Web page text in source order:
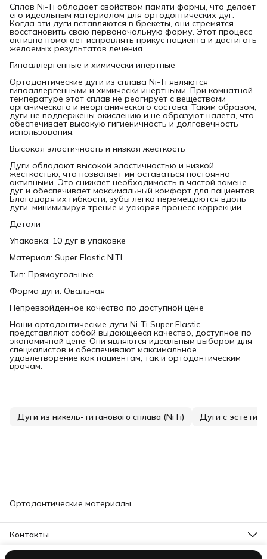
Сплав Ni-Ti обладает свойством памяти формы, что делает
его идеальным материалом для ортодонтических дуг.
Когда эти дуги вставляются в брекеты, они стремятся
восстановить свою первоначальную форму. Этот процесс
активно помогает исправлять прикус пациента и достигать
желаемых результатов лечения.
Гипоаллергенные и химически инертные
Ортодонтические дуги из сплава Ni-Ti являются
гипоаллергенными и химически инертными. При комнатной
температуре этот сплав не реагирует с веществами
органического и неорганического состава. Таким образом,
дуги не подвержены окислению и не образуют налета, что
обеспечивает высокую гигиеничность и долговечность
использования.
Высокая эластичность и низкая жесткость
Дуги обладают высокой эластичностью и низкой
жесткостью, что позволяет им оставаться постоянно
активными. Это снижает необходимость в частой замене
дуг и обеспечивает максимальный комфорт для пациентов.
Благодаря их гибкости, зубы легко перемещаются вдоль
дуги, минимизируя трение и ускоряя процесс коррекции.
Детали
Упаковка: 10 дуг в упаковке
Материал: Super Elastic NITI
Тип: Прямоугольные
Форма дуги: Овальная
Непревзойденное качество по доступной цене
Наши ортодонтические дуги Ni-Ti Super Elastic
представляют собой выдающееся качество, доступное по
экономичной цене. Они являются идеальным выбором для
специалистов и обеспечивают максимальное
удовлетворение как пациентам, так и ортодонтическим
врачам.
Дуги из никель-титанового сплава (NiTi)
Ортодонтические материалы
Контакты
Адрес